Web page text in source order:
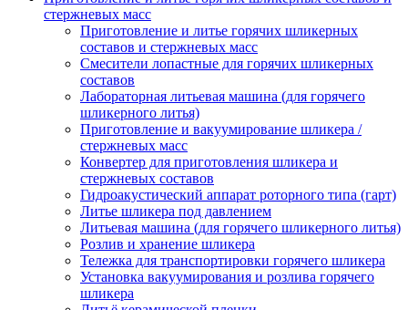
стержневых масс
Приготовление и литье горячих шликерных
составов и стержневых масс
Смесители лопастные для горячих шликерных
составов
Лабораторная литьевая машина (для горячего
шликерного литья)
Приготовление и вакуумирование шликера /
стержневых масс
Конвертер для приготовления шликера и
стержневых составов
Гидроакустический аппарат роторного типа (гарт)
Литье шликера под давлением
Литьевая машина (для горячего шликерного литья)
Розлив и хранение шликера
Тележка для транспортировки горячего шликера
Установка вакуумирования и розлива горячего
шликера